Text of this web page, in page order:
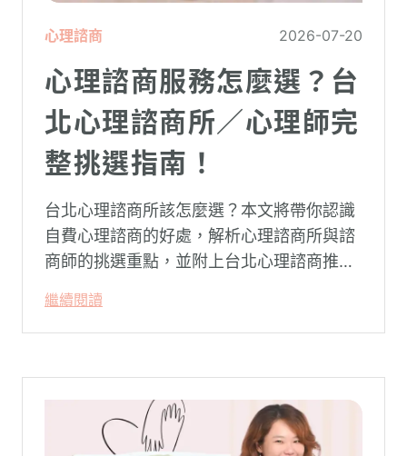
心理諮商 2026-07-20
心理諮商服務怎麼選？台
北心理諮商所／心理師完
整挑選指南！
台北心理諮商所該怎麼選？本文將帶你認識
自費心理諮商的好處，解析心理諮商所與諮
商師的挑選重點，並附上台北心理諮商推薦
理，陪你面對情緒困擾找回生活步調。
繼續閱讀